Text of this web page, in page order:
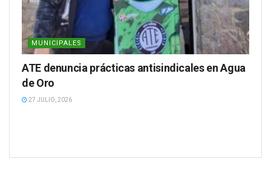
MUNICIPALES
ATE denuncia prácticas antisindicales en Agua
de Oro
27 JULIO, 2026